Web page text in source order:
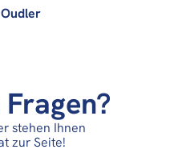
Fragen?
stehen Ihnen
zur Seite!